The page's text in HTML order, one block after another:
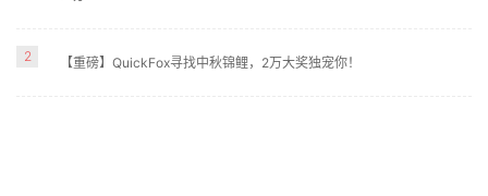
2 【重磅】QuickFox寻找中秋锦鲤，2万大奖独宠你！